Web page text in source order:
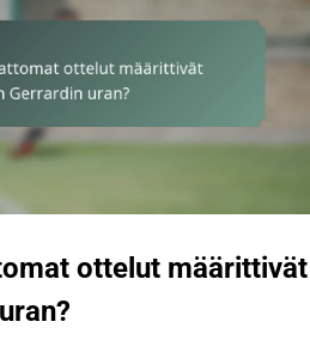
ottelut määrittivät